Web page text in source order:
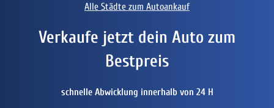
Alle Städte zum Autoankauf
Verkaufe jetzt dein Auto zum
Bestpreis
schnelle Abwicklung innerhalb von 24 H